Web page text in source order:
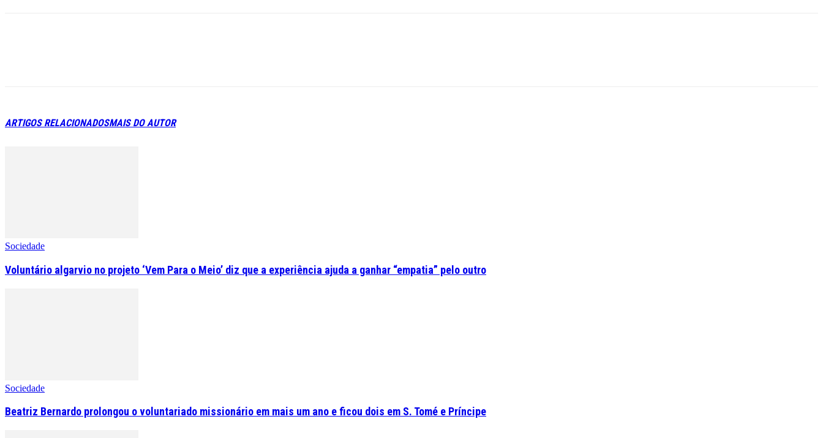
ARTIGOS RELACIONADOSMAIS DO AUTOR
Sociedade
Voluntário algarvio no projeto ‘Vem Para o Meio’ diz que a experiência ajuda a ganhar “empatia” pelo outro
Sociedade
Beatriz Bernardo prolongou o voluntariado missionário em mais um ano e ficou dois em S. Tomé e Príncipe